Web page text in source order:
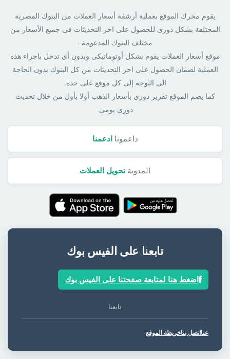
يقوم محرك الموقع بعملية أرشفة أسعار العملات من البنوك المصرية
المختلفة بشكل دورى للحصول على اخر التحديثات فى جميع الأسعار من
مختلف البنوك المدعومة .
موقع أسعار العملات يقوم بشكل أوتوماتيكى وبدون أى تدخل باجراء هذه
العملية لضمان الحصول على اخر التحديثات من كل البنوك بدون الحاجة
الى التوجه إلى كل موقع على حدة.
كما يضم الموقع تقرير دورى بأسعار الذهب أولا بأول من خلال تحديث
دورى يومى.
داعمونا ادعمنا
المدونةتحويل العملات
تابعنا على الفيس بوك
اضغط هنا لمتابعة صفحتنا على الفيس بوك
تابعنا
عنا اتصل بناخريطة الموقع